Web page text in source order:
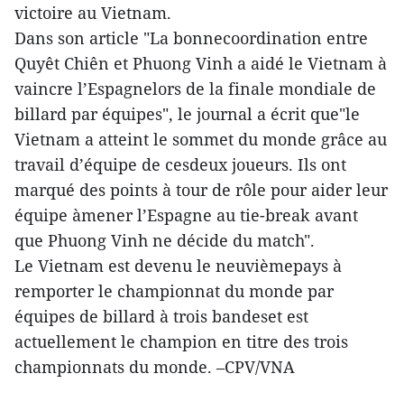
victoire au Vietnam.
Dans son article "La bonnecoordination entre
Quyêt Chiên et Phuong Vinh a aidé le Vietnam à
vaincre l’Espagnelors de la finale mondiale de
billard par équipes", le journal a écrit que"le
Vietnam a atteint le sommet du monde grâce au
travail d’équipe de cesdeux joueurs. Ils ont
marqué des points à tour de rôle pour aider leur
équipe àmener l’Espagne au tie-break avant
que Phuong Vinh ne décide du match".
Le Vietnam est devenu le neuvièmepays à
remporter le championnat du monde par
équipes de billard à trois bandeset est
actuellement le champion en titre des trois
championnats du monde. –CPV/VNA